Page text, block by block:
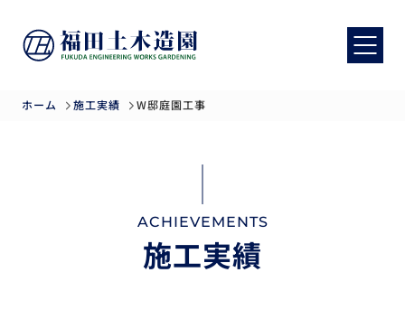
ホーム 施工実績 W邸庭園工事
ACHIEVEMENTS
施工実績